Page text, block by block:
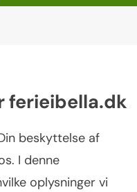
ferieibella.dk
beskyttelse af
I denne
oplysninger vi